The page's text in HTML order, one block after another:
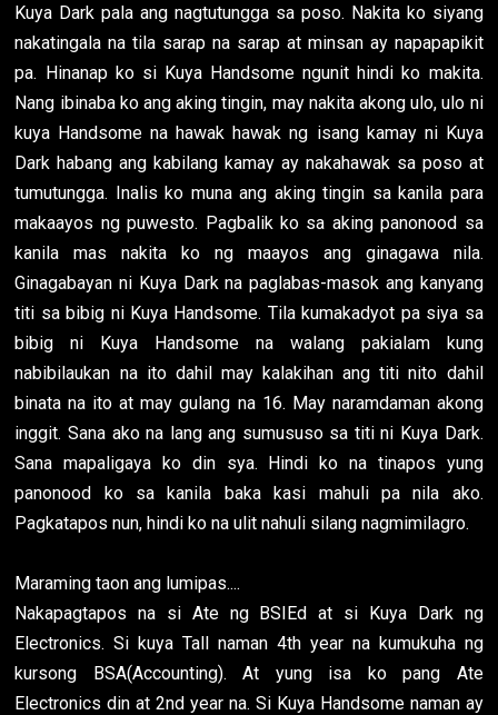
Kuya Dark pala ang nagtutungga sa poso. Nakita ko siyang
nakatingala na tila sarap na sarap at minsan ay napapapikit
pa. Hinanap ko si Kuya Handsome ngunit hindi ko makita.
Nang ibinaba ko ang aking tingin, may nakita akong ulo, ulo ni
kuya Handsome na hawak hawak ng isang kamay ni Kuya
Dark habang ang kabilang kamay ay nakahawak sa poso at
tumutungga. Inalis ko muna ang aking tingin sa kanila para
makaayos ng puwesto. Pagbalik ko sa aking panonood sa
kanila mas nakita ko ng maayos ang ginagawa nila.
Ginagabayan ni Kuya Dark na paglabas-masok ang kanyang
titi sa bibig ni Kuya Handsome. Tila kumakadyot pa siya sa
bibig ni Kuya Handsome na walang pakialam kung
nabibilaukan na ito dahil may kalakihan ang titi nito dahil
binata na ito at may gulang na 16. May naramdaman akong
inggit. Sana ako na lang ang sumususo sa titi ni Kuya Dark.
Sana mapaligaya ko din sya. Hindi ko na tinapos yung
panonood ko sa kanila baka kasi mahuli pa nila ako.
Pagkatapos nun, hindi ko na ulit nahuli silang nagmimilagro.
Maraming taon ang lumipas....
Nakapagtapos na si Ate ng BSIEd at si Kuya Dark ng
Electronics. Si kuya Tall naman 4th year na kumukuha ng
kursong BSA(Accounting). At yung isa ko pang Ate
Electronics din at 2nd year na. Si Kuya Handsome naman ay